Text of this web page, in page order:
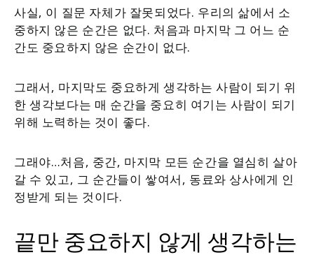
사실, 이 질문 자체가 잘못되었다. 우리의 삶에서 소
중하지 않은 순간은 없다. 처음과 마지막 그 어느 순
간도 중요하지 않은 순간이 없다.
그래서, 마지막도 중요하게 생각하는 사람이 되기 위
한 생각보다는 매 순간을 중요히 여기는 사람이 되기
위해 노력하는 것이 좋다.
그래야…처음, 중간, 마지막 모든 순간을 열심히 살아
갈 수 있고, 그 순간들이 쌓여서, 동료와 상사에게 인
정받게 되는 것이다.
끝만 중요하지 않게 생각하는